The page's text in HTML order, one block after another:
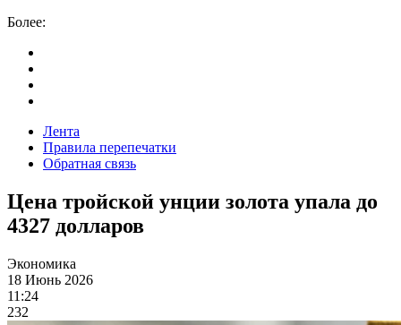
Более:
Лента
Правила перепечатки
Обратная связь
Цена тройской унции золота упала до
4327 долларов
Экономика
18 Июнь 2026
11:24
232